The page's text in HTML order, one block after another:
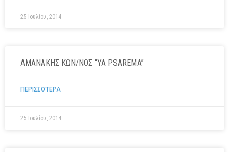
25 Ιουλίου, 2014
ΑΜΑΝΑΚΗΣ ΚΩΝ/ΝΟΣ “YA PSAREMA”
ΠΕΡΙΣΣΟΤΕΡΑ
25 Ιουλίου, 2014